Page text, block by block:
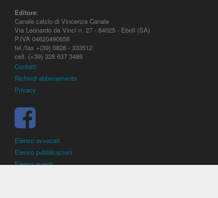
Editore:
Canale calcio di Vincenza Canale
Via Leonardo da Vinci n. 27 - 84025 - Eboli (SA)
P.IVA 04620490658
tel./fax +(39) 0828 - 333512
cell. (+39) 328 637 3486
Contatti
Richiedi abbonamento
Privacy
Elenco avvocati
Elenco pubblicazioni
Elenco eventi